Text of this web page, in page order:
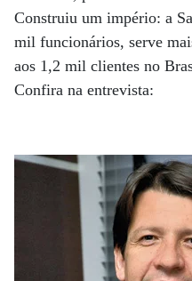
Construiu um império: a
mil funcionários, serve
aos 1,2 mil clientes no
Confira na entrevista: